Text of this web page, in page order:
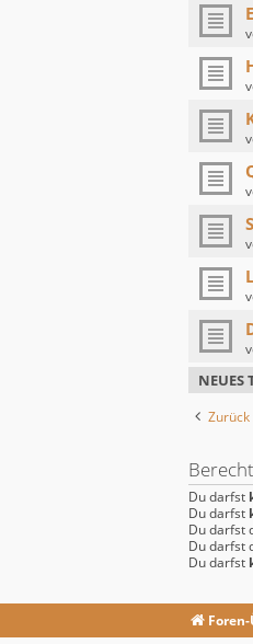
NEUES
Du darfst
Du darfst
Du darfst
Du darfst
Du darfst